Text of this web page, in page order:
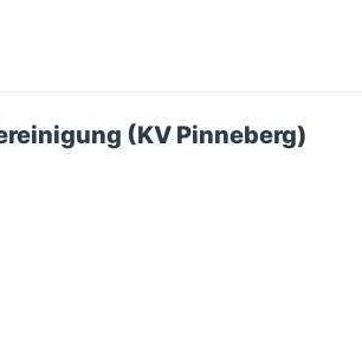
(KV Pinneberg)